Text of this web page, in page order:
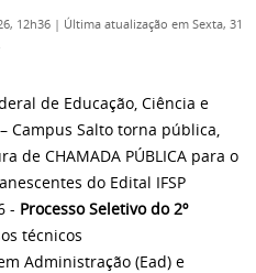
12h36 | Última atualização em Sexta, 31
de Educação, Ciência e
Campus Salto torna pública,
de CHAMADA PÚBLICA para o
do Edital IFSP
- Processo Seletivo do 2º
técnicos
Administração (Ead) e